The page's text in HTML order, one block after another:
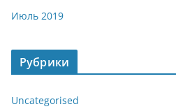
Июль 2019
Рубрики
Uncategorised